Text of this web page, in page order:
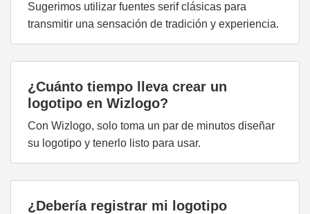
Sugerimos utilizar fuentes serif clásicas para
transmitir una sensación de tradición y experiencia.
¿Cuánto tiempo lleva crear un
logotipo en Wizlogo?
Con Wizlogo, solo toma un par de minutos diseñar
su logotipo y tenerlo listo para usar.
¿Debería registrar mi logotipo